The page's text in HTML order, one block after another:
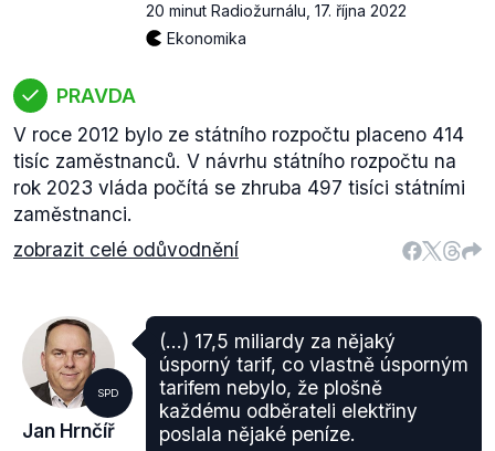
20 minut Radiožurnálu 17. října 2022
Ekonomika
PRAVDA
V roce 2012 bylo ze státního rozpočtu placeno 414
tisíc zaměstnanců. V návrhu státního rozpočtu na
rok 2023 vláda počítá se zhruba 497 tisíci státními
zaměstnanci.
zobrazit celé odůvodnění
SPD
Jan Hrnčíř
(...) 17,5 miliardy za nějaký
úsporný tarif, co vlastně úsporným
tarifem nebylo, že plošně
každému odběrateli elektřiny
poslala nějaké peníze.